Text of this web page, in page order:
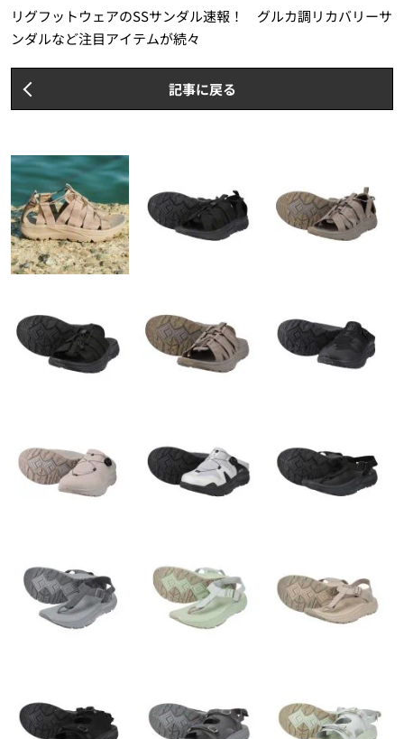
リグフットウェアのSSサンダル速報！ グルカ調リカバリーサ
ンダルなど注目アイテムが続々
記事に戻る